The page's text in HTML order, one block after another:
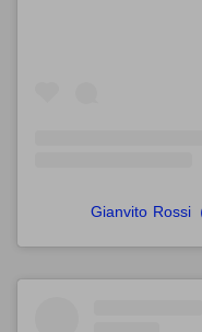
Gianvito Rossi